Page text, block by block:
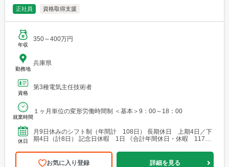
正社員 資格取得支援
年収
350～400万円
勤務地
兵庫県
資格
第3種電気主任技術者
就業時間
１ヶ月単位の変形労働時間制 ＜基本＞9：00～18：00
休日
月9日休みのシフト制（年間計 108日） 長期休日 上期4日／下
期4日（計8日） 記念日休暇 1日 《合計年間休日・休暇 117
お気に入り登録 詳細を見る